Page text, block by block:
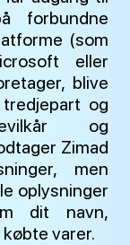
forbundne
(som
eller
blive
og
og
Zimad
men
oplysninger
dit navn,
varer.